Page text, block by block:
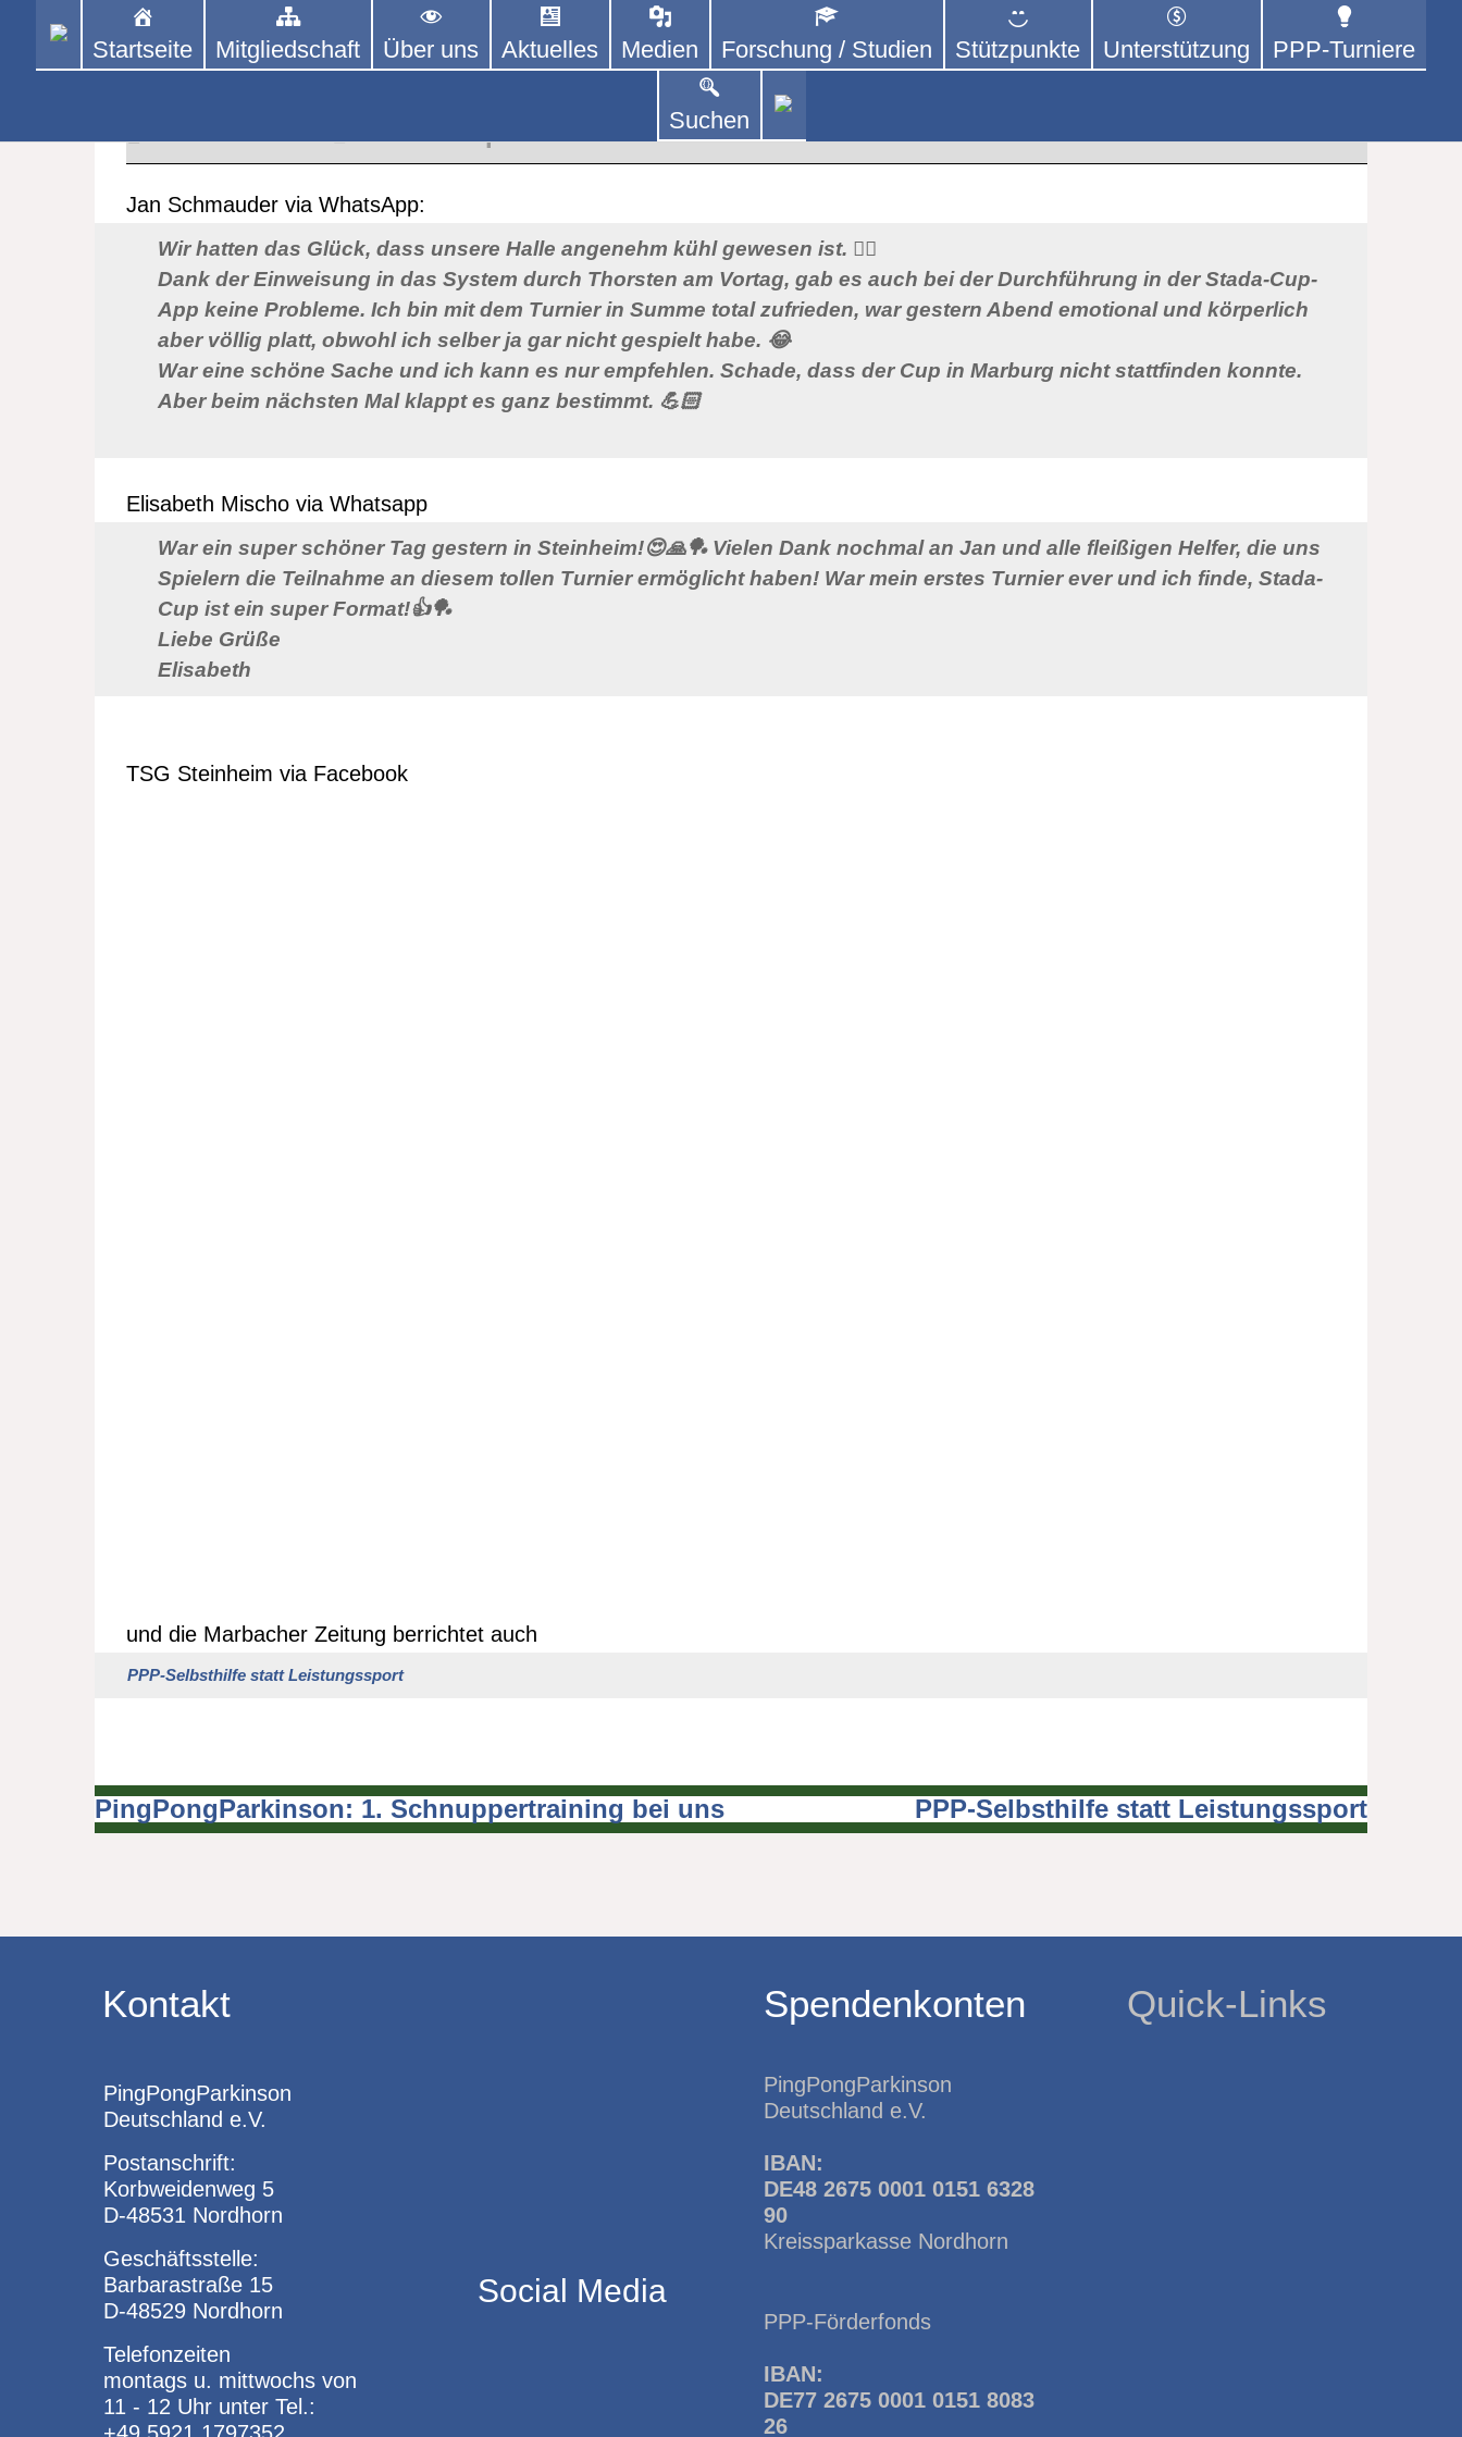
PINGPONGPARKINSON DEUTSCHLAND E. V.
ist der bundesweite Zusammenschluss von kooperierenden Vereinen und Einzelpersonen, der sich – mit dem Mittel
Tischtennis – überwiegend ehrenamtlich um Personen mit Parkinson und deren Angehörige kümmert.
Startseite Mitgliedschaft Über uns Aktuelles Medien Forschung / Studien Stützpunkte Unterstützung PPP-Turniere
Suchen
Stimmen zum 1. STADA-Cup in Steinheim an der Murr
Jan Schmauder via WhatsApp:
Wir hatten das Glück, dass unsere Halle angenehm kühl gewesen ist. 😶‍🌫️
Dank der Einweisung in das System durch Thorsten am Vortag, gab es auch bei der Durchführung in der Stada-Cup-
App keine Probleme. Ich bin mit dem Turnier in Summe total zufrieden, war gestern Abend emotional und körperlich
aber völlig platt, obwohl ich selber ja gar nicht gespielt habe. 😂
War eine schöne Sache und ich kann es nur empfehlen. Schade, dass der Cup in Marburg nicht stattfinden konnte.
Aber beim nächsten Mal klappt es ganz bestimmt. 💪🏻
Elisabeth Mischo via Whatsapp
War ein super schöner Tag gestern in Steinheim!😍🙏🏓 Vielen Dank nochmal an Jan und alle fleißigen Helfer, die uns
Spielern die Teilnahme an diesem tollen Turnier ermöglicht haben! War mein erstes Turnier ever und ich finde, Stada-
Cup ist ein super Format!👍🏓
Liebe Grüße
Elisabeth
TSG Steinheim via Facebook
und die Marbacher Zeitung berrichtet auch
PPP-Selbsthilfe statt Leistungssport
Beitragsnavigation
PingPongParkinson: 1. Schnuppertraining bei uns PPP-Selbsthilfe statt Leistungssport
Kontakt
PingPongParkinson
Deutschland e.V.
Postanschrift:
Korbweidenweg 5
D-48531 Nordhorn
Geschäftsstelle:
Barbarastraße 15
D-48529 Nordhorn
Telefonzeiten
montags u. mittwochs von
11 - 12 Uhr unter Tel.:
Social Media
Spendenkonten
PingPongParkinson
Deutschland e.V.
IBAN:
DE48 2675 0001 0151 6328
90
Kreissparkasse Nordhorn
PPP-Förderfonds
IBAN:
DE77 2675 0001 0151 8083
26
Quick-Links